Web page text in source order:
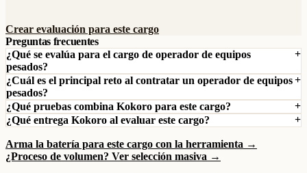
Crear evaluación para este cargo
Preguntas frecuentes
¿Qué se evalúa para el cargo de operador de equipos
pesados?
¿Cuál es el principal reto al contratar un operador de equipos
pesados?
¿Qué pruebas combina Kokoro para este cargo?
¿Qué entrega Kokoro al evaluar este cargo?
Arma la batería para este cargo con la herramienta →
¿Proceso de volumen? Ver selección masiva →